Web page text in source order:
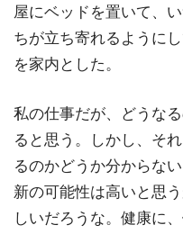
屋にベッドを置いて、
ちが立ち寄れるように
を家内とした。
私の仕事だが、どうな
ると思う。しかし、そ
るのかどうか分からな
新の可能性は高いと思
しいだろうな。健康に